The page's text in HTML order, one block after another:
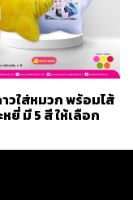
วใส่หมวก พร้อมไส้
ยี่ มี 5 สี ให้เลือก